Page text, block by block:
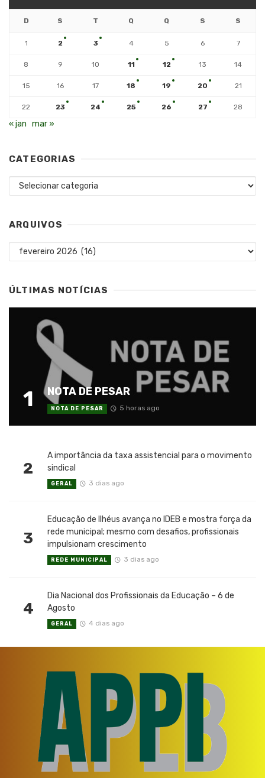
D S T Q Q S S
1 2 3 4 5 6 7
8 9 10 11 12 13 14
15 16 17 18 19 20 21
22 23 24 25 26 27 28
« jan mar »
CATEGORIAS
Categorias
ARQUIVOS
Arquivos
ÚLTIMAS NOTÍCIAS
1 NOTA DE PESAR
NOTA DE PESAR 5 horas ago
2
A importância da taxa assistencial para o movimento
sindical
GERAL 3 dias ago
3
Educação de Ilhéus avança no IDEB e mostra força da
rede municipal; mesmo com desafios, profissionais
impulsionam crescimento
REDE MUNICIPAL 3 dias ago
4
Dia Nacional dos Profissionais da Educação – 6 de
Agosto
GERAL 4 dias ago